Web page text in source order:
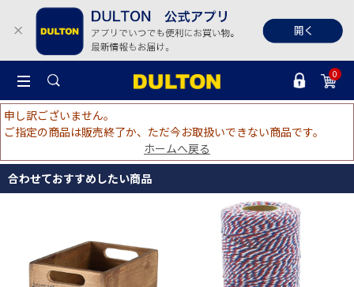
0
申し訳ございません。
ご指定の商品は販売終了か、ただ今お取扱いできない商品です。
ホームへ戻る
合わせておすすめしたい商品